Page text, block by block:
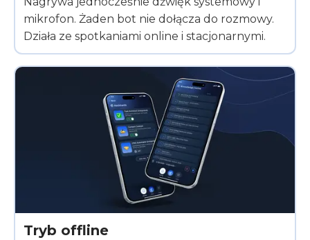
mikrofon. Żaden bot nie dołącza do rozmowy.
Działa ze spotkaniami online i stacjonarnymi.
Tryb offline